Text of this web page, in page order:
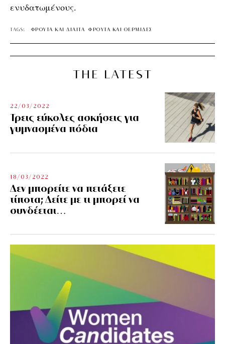
ενυδατωμένους.
TAGS: ΦΡΟΥΤΑ ΚΑΙ ΔΙΑΙΤΑ ΦΡΟΥΤΑ ΚΑΙ ΘΕΡΜΙΔΕΣ
THE LATEST
22/03/2022
Τρεις εύκολες ασκήσεις για
γυμνασμένα πόδια
18/03/2022
Δεν μπορείτε να πετάξετε
τίποτα; Δείτε με τι μπορεί να
συνδέεται…